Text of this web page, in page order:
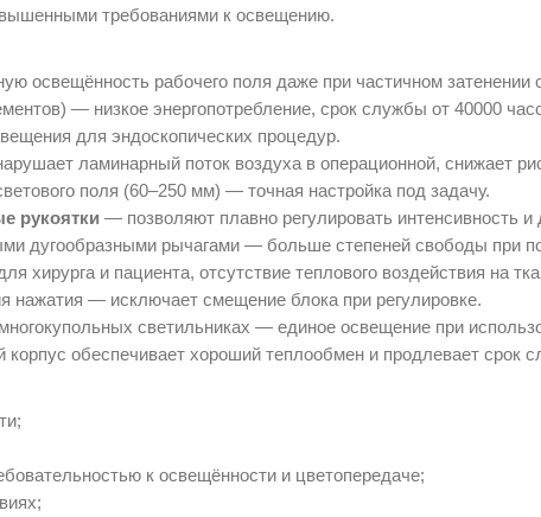
требованиями к освещению.
освещённость рабочего поля даже при частичном затенении
— низкое энергопотребление, срок службы от 40000
для эндоскопических процедур.
ламинарный поток воздуха в операционной, снижает
поля (60–250 мм) — точная настройка под задачу.
рукоятки — позволяют плавно регулировать интенсивность
дугообразными рычагами — больше степеней свободы при
хирурга и пациента, отсутствие теплового воздействия на
нажатия — исключает смещение блока при регулировке.
светильниках — единое освещение при
обеспечивает хороший теплообмен и продлевает срок
к освещённости и цветопередаче;